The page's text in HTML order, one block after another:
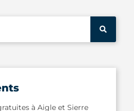
à Aigle et Sierre